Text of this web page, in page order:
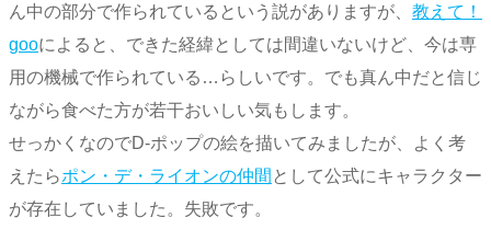
ん中の部分で作られているという説がありますが、 教えて！
gooによると、できた経緯としては間違いないけど、今は専
用の機械で作られている…らしいです。でも真ん中だと信じ
ながら食べた方が若干おいしい気もします。
せっかくなのでD-ポップの絵を描いてみましたが、よく考
えたらポン・デ・ライオンの仲間 として公式にキャラクター
が存在していました。失敗です。